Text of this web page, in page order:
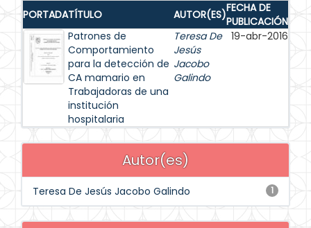
PORTADATÍTULO AUTOR(ES)FECHA DE
PUBLICACIÓN
Patrones de
Comportamiento
para la detección de
CA mamario en
Trabajadoras de una
institución
hospitalaria
Teresa De
Jesús
Jacobo
Galindo
19-abr-2016
Autor(es)
1
Teresa De Jesús Jacobo Galindo